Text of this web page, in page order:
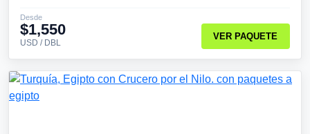
Desde
$1,550
USD / DBL
VER PAQUETE